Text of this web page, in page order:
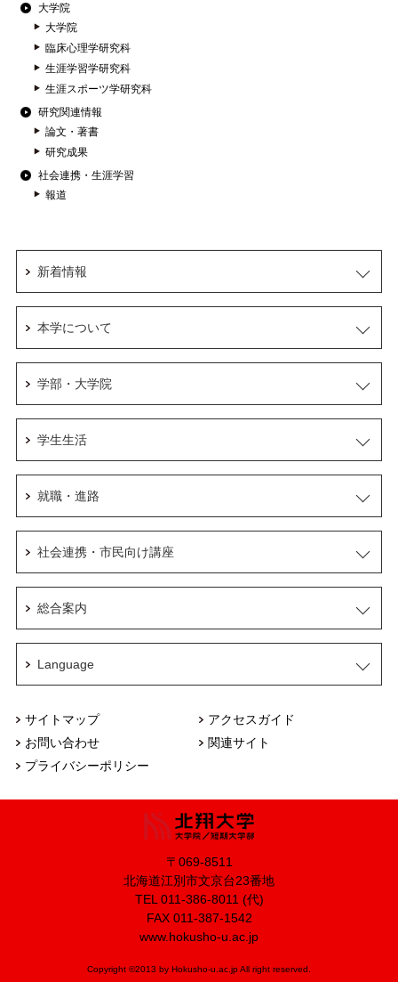
大学院
大学院
臨床心理学研究科
生涯学習学研究科
生涯スポーツ学研究科
研究関連情報
論文・著書
研究成果
社会連携・生涯学習
報道
サイトマップ
アクセスガイド
お問い合わせ
関連サイト
プライバシーポリシー
新着情報
本学について
学部・大学院
学生生活
就職・進路
社会連携・市民向け講座
総合案内
Language
〒069-8511
北海道江別市文京台23番地
TEL 011-386-8011 (代)
FAX 011-387-1542
www.hokusho-u.ac.jp
Copyright ©2013 by Hokusho-u.ac.jp All right reserved.